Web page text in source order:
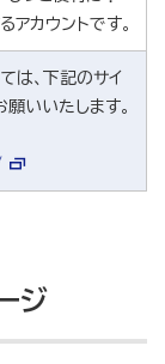
カウントです。
は、下記のサイ
いいたします。
ジ